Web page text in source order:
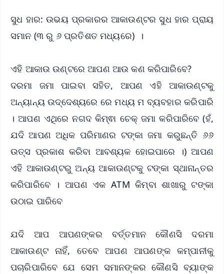
ସୁଧ ହାର: ଉଭୟ ପ୍ରକାରର ଆକାଉଣ୍ଟର ସୁଧ ହାର ପ୍ରାୟ
ସମାନ (୩ ରୁ ୬ ପ୍ରତିଶତ ମଧ୍ୟରେ) ।
ଏହି ଆକାଉ ଉଣ୍ଟରେ ଆପଣ ଆଉ କଣ କରିପାରିବେ?
ଦରମା ଜମା ପାଇବା ସହିତ, ଆପଣ ଏହି ଆକାଉଣ୍ଟକୁ
ଅନ୍ୟାନ୍ୟ ଉଦ୍ଦେଶ୍ୟରେ ରେ ମଧ୍ୟ ମ ବ୍ୟବହାର କରିପାରି
। ଆପଣ ଏଥିରେ ନଗଦ କିମ୍ଵା ଚେକ୍ ଜମା କରିପାରିବେ (ହଁ,
ଯଦି ଆପଣ ଅଧିକ ପରିମାଣର ଟଙ୍କା ଜମା କରୁଛନ୍ତି ୬୬
ଉତ୍ସ ପ୍ରକାଶ କରିବା ଆବଶ୍ୟକ ହୋଇପାରେ ।) ଆପଣ
ଏହି ଆକାଉଣ୍ଟରୁ ଅନ୍ୟ ଆକାଉଣ୍ଟକୁ ଟଙ୍କା ସ୍ଥାନାନ୍ତର
କରିପାରିବେ । ଆପଣ ଏକ ATM କିମ୍ବା ଶାଖାରୁ ଟଙ୍କା
ଉଠାଇ ପାରିବେ
ଯଦି ଆପ ଆପଣଙ୍କର ବର୍ତ୍ତମାନ କୌଣସି ଦରମା
ଆକାଉଣ୍ଟ ନାହିଁ, ତେବେ ଆପଣ ଆପଣଙ୍କ କମ୍ପାନୀକୁ
ପଚାରିପାରିବେ ଯେ ସେମ ସମାନଙ୍କର କୌଣସି ବ୍ୟାଙ୍କ